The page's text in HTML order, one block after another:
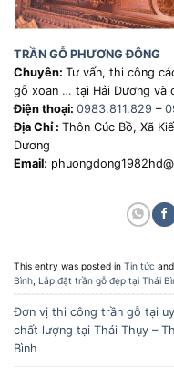
TRẦN GỖ PHƯƠNG ĐÔNG
Chuyên: Tư vấn, thi công
gỗ xoan … tại Hải Dương và
Điện thoại: 0983.811.829 –
Địa Chỉ : Thôn Cúc Bồ, Xã
Dương
Email:
This entry was posted in Tin tức
Bình Lắp đặt trần gỗ đẹp tại Thái
Đơn vị thi công trần gỗ tại
chất lượng tại Thái Thụy –
Bình